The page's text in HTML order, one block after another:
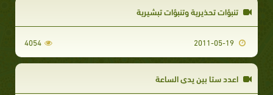
تنبؤات تحذيرية وتنبؤات تبشيرية
4054
اعدد ستا بين يدي الساعة